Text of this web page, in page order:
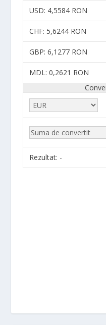
USD: 4,5584 RON
CHF: 5,6244 RON
GBP: 6,1277 RON
MDL: 0,2621 RON
Rezultat: -